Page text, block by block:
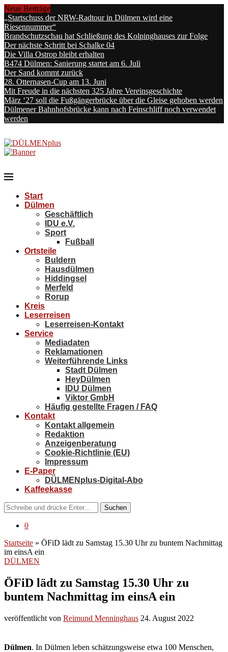
Neue Beiträge
„Startschuss der NRW-Radtour in Dülmen wird eine
Riesennummer“
Brandschutzschau hat Schließung des Kolpinghauses zur Folge
Der nächste Schritt bei Schalke 04
Die Villa Ostrop bleibt erhalten
B474 Dülmen: Sanierung startet am 6. Juli
Der Sand kommt zurück
28. Otternasen-Cup am 13. Juni
Mit Freude in die nächsten 325 Jahre Vereinsgeschichte
März ‘27 soll die Fußgängerbrücke über die Gleise gehoben werden
Dülmener Bahnhofsbrücke kann nach Feinschliff noch verwendet
werden
Start
Dülmen
Geschäftlich
IDU e.V.
Sport
Fußball
Ortsteile
Buldern
Hausdülmen
Hiddingsel
Merfeld
Rorup
Kreis
Leserreisen
Leserreisen-Kontakt
Service
Mediadaten
Reklamationen
Weiterführende Links
Stadt Dülmen
HeyDülmen
IDU Dülmen
Viktor GmbH
Häufig gestellte Fragen / FAQ
Kontakt
Kontakt allgemein
Redaktion
Anzeigenberatung
Cookie-Richtlinie (EU)
Impressum
E-Paper
DÜLMENplus-Digital-Abo
Kaffeekasse
Suchen
0
Startseite » ÖFiD lädt zu Samstag 15.30 Uhr zu buntem Nachmittag
im einsA ein
DÜLMEN
ÖFiD lädt zu Samstag 15.30 Uhr zu
buntem Nachmittag im einsA ein
veröffentlicht von Reimund Menninghaus 24. August 2022
Dülmen. In Dülmen leben schätzungsweise etwa 100 Menschen,